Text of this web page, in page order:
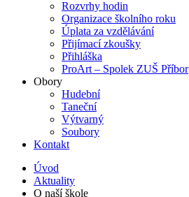
Rozvrhy hodin
Organizace školního roku
Úplata za vzdělávání
Přijímací zkoušky
Přihláška
ProArt – Spolek ZUŠ Příbor
Obory
Hudební
Taneční
Výtvarný
Soubory
Kontakt
Úvod
Aktuality
O naší škole